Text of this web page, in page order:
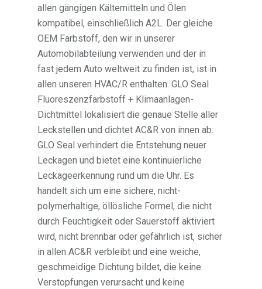
allen gängigen Kältemitteln und Ölen
kompatibel, einschließlich A2L. Der gleiche
OEM Farbstoff, den wir in unserer
Automobilabteilung verwenden und der in
fast jedem Auto weltweit zu finden ist, ist in
allen unseren HVAC/R enthalten. GLO Seal
Fluoreszenzfarbstoff + Klimaanlagen-
Dichtmittel lokalisiert die genaue Stelle aller
Leckstellen und dichtet AC&R von innen ab.
GLO Seal verhindert die Entstehung neuer
Leckagen und bietet eine kontinuierliche
Leckageerkennung rund um die Uhr. Es
handelt sich um eine sichere, nicht-
polymerhaltige, öllösliche Formel, die nicht
durch Feuchtigkeit oder Sauerstoff aktiviert
wird, nicht brennbar oder gefährlich ist, sicher
in allen AC&R verbleibt und eine weiche,
geschmeidige Dichtung bildet, die keine
Verstopfungen verursacht und keine